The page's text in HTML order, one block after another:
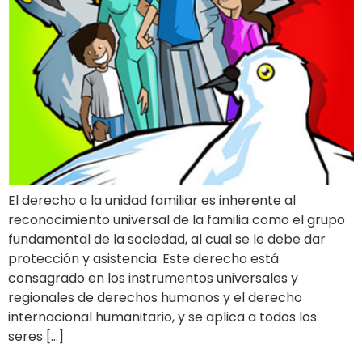
El derecho a la unidad familiar es inherente al
reconocimiento universal de la familia como el grupo
fundamental de la sociedad, al cual se le debe dar
protección y asistencia. Este derecho está
consagrado en los instrumentos universales y
regionales de derechos humanos y el derecho
internacional humanitario, y se aplica a todos los
seres […]